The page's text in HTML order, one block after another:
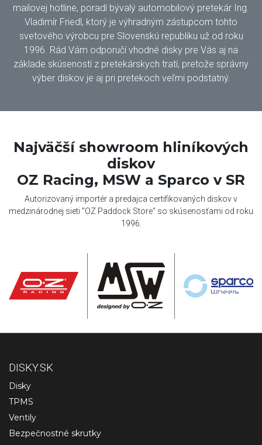
mailovej hotline, poradí bývalý automobilový pretekár Ing.
Vladimír Friedl, ktorý je výhradným zástupcom tohto
svetového výrobcu pre Slovenskú republiku už od roku
1996. Rád Vám odporučí vhodné disky pre Vás aj na
základe skúseností z pretekárskych tratí, pretože správny
výber diskov je aj pri pretekoch veľmi podstatný.
Najväčší showroom hliníkových
diskov
OZ Racing, MSW a Sparco v SR
Autorizovaný importér a predajca certifikovaných diskov v
medzinárodnej sieti "OZ Paddock Store" so skúsenosťami od roku
1996.
DISKY.SK
Disky
TPMS
Ventily
Bezpečnostné skrutky